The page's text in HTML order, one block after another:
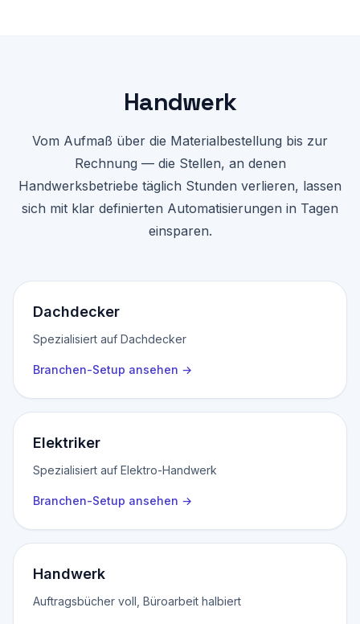
Handwerk
Vom Aufmaß über die Materialbestellung bis zur
Rechnung — die Stellen, an denen
Handwerksbetriebe täglich Stunden verlieren, lassen
sich mit klar definierten Automatisierungen in Tagen
einsparen.
Dachdecker
Spezialisiert auf Dachdecker
Branchen-Setup ansehen →
Elektriker
Spezialisiert auf Elektro-Handwerk
Branchen-Setup ansehen →
Handwerk
Auftragsbücher voll, Büroarbeit halbiert